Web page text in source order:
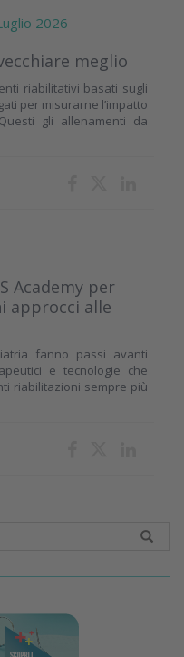
2026
meglio
riabilitativi basati sugli
per misurarne l’impatto
gli allenamenti da
Academy per
approcci alle
fanno passi avanti
e tecnologie che
riabilitazioni sempre più